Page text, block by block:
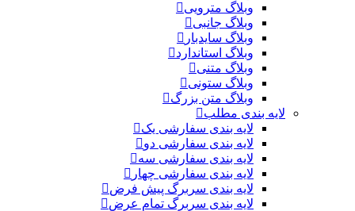
وبلاگ مترویی
وبلاگ جانبی
وبلاگ سایدبار
وبلاگ استاندارد
وبلاگ متنی
وبلاگ ستونی
وبلاگ متن بزرگ
لایه بندی مطلب
لایه بندی سفارشی یک
لایه بندی سفارشی دو
لایه بندی سفارشی سه
لایه بندی سفارشی چهار
لایه بندی سربرگ پیش فرض
لایه بندی سربرگ تمام عرض